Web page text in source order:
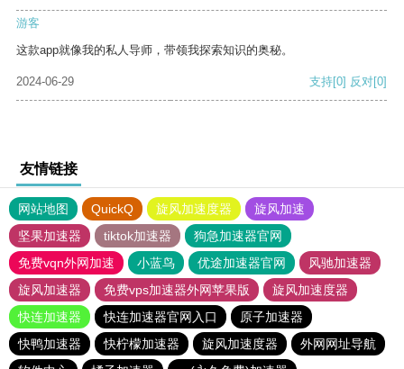
游客
这款app就像我的私人导师，带领我探索知识的奥秘。
2024-06-29 支持[0] 反对[0]
友情链接
网站地图 QuickQ 旋风加速度器
旋风加速
坚果加速器
tiktok加速器
狗急加速器官网
免费vqn外网加速
小蓝鸟 优途加速器官网
风驰加速器
旋风加速器
免费vps加速器外网苹果版
旋风加速度器
快连加速器
快连加速器官网入口
原子加速器
快鸭加速器
快柠檬加速器 旋风加速度器
外网网址导航